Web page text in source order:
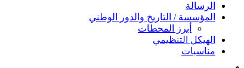
الرسالة
المؤسسة / التاريخ والدور الوطني
أبرز المحطات
الهيكل التنظيمي
مناسبات